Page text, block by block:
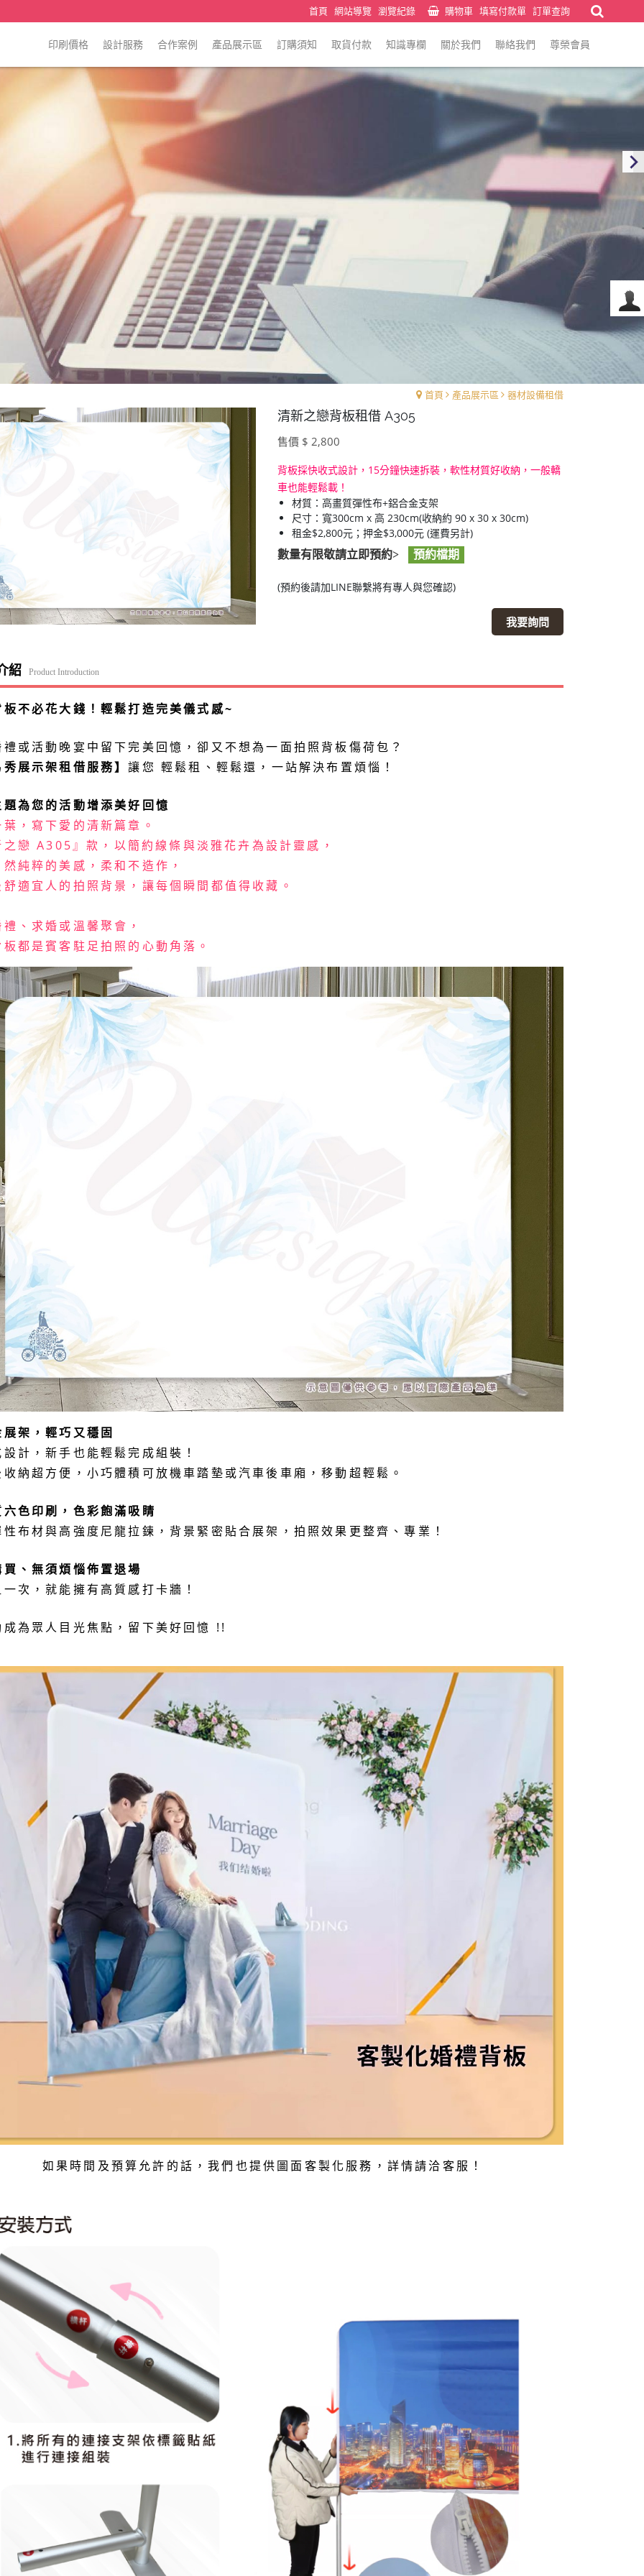
首頁 網站導覽 瀏覽紀錄 購物車 填寫付款單 訂單查詢
印刷價格 設計服務 合作案例 產品展示區 訂購須知 取貨付款 知識專欄 關於我們 聯絡我們 尊榮會員
首頁 產品展示區 器材設備租借
清新之戀背板租借 A305
售價 $ 2,800
背板採快收式設計，15分鐘快速拆裝，軟性材質好收納，一般轎
車也能輕鬆載！
材質：高畫質彈性布+鋁合金支架
尺寸：寬300cm x 高 230cm(收納約 90 x 30 x 30cm)
租金$2,800元；押金$3,000元 (運費另計)
數量有限敬請立即預約> 預約檔期
(預約後請加LINE聯繫將有專人與您確認)
我要詢問
紹 Product Introduction
板不必花大錢！輕鬆打造完美儀式感~
禮或活動晚宴中留下完美回憶，卻又不想為一面拍照背板傷荷包？
秀展示架租借服務】讓您 輕鬆租、輕鬆還，一站解決布置煩惱！
題為您的活動增添美好回憶
，寫下愛的清新篇章。
之戀 A305』款，以簡約線條與淡雅花卉為設計靈感，
純粹的美感，柔和不造作，
適宜人的拍照背景，讓每個瞬間都值得收藏。
、求婚或溫馨聚會，
都是賓客駐足拍照的心動角落。
架，輕巧又穩固
計，新手也能輕鬆完成組裝！
納超方便，小巧體積可放機車踏墊或汽車後車廂，移動超輕鬆。
六色印刷，色彩飽滿吸睛
布材與高強度尼龍拉鍊，背景緊密貼合展架，拍照效果更整齊、專業！
、無須煩惱佈置退場
次，就能擁有高質感打卡牆！
成為眾人目光焦點，留下美好回憶 !!
如果時間及預算允許的話 ，我們也提供圖面客製化服務，詳情請洽客服！